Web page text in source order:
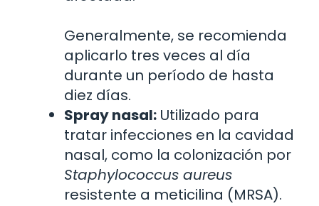
Generalmente, se recomienda
aplicarlo tres veces al día
durante un período de hasta
diez días.
Spray nasal: Utilizado para
tratar infecciones en la cavidad
nasal, como la colonización por
Staphylococcus aureus
resistente a meticilina (MRSA).